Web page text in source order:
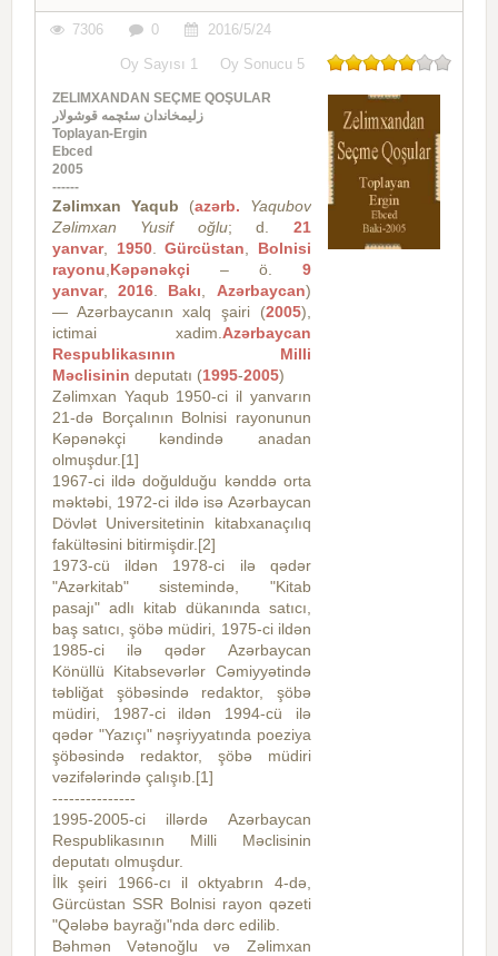
7306 0 2016/5/24
Oy Sayısı 1 Oy Sonucu 5
ZELIMXANDAN SEÇME QOŞULAR
زلیمخاندان سئچمه قوشولار
Toplayan-Ergin
Ebced
2005
------
Zəlimxan Yaqub (azərb.
Yaqubov
Zəlimxan Yusif oğlu; d. 21
yanvar, 1950.Gürcüstan
Bolnisi
rayonu Kəpənəkçi – ö. 9
yanvar,2016 Bakı Azərbaycan)
— Azərbaycanın xalq şairi (2005),
ictimai xadim. Azərbaycan
Respublikasının Milli
Məclisinin deputatı (1995-2005)
Zəlimxan Yaqub 1950-ci il yanvarın
21-də Borçalının Bolnisi rayonunun
Kəpənəkçi kəndində anadan
olmuşdur.[1]
1967-ci ildə doğulduğu kənddə orta
məktəbi, 1972-ci ildə isə Azərbaycan
Dövlət Universitetinin kitabxanaçılıq
fakültəsini bitirmişdir.[2]
1973-cü ildən 1978-ci ilə qədər
"Azərkitab" sistemində, "Kitab
pasajı" adlı kitab dükanında satıcı,
baş satıcı, şöbə müdiri, 1975-ci ildən
1985-ci ilə qədər Azərbaycan
Könüllü Kitabsevərlər Cəmiyyətində
təbliğat şöbəsində redaktor, şöbə
müdiri, 1987-ci ildən 1994-cü ilə
qədər "Yazıçı" nəşriyyatında poeziya
şöbəsində redaktor, şöbə müdiri
vəzifələrində çalışıb.[1]
---------------
1995-2005-ci illərdə Azərbaycan
Respublikasının Milli Məclisinin
deputatı olmuşdur.
İlk şeiri 1966-cı il oktyabrın 4-də,
Gürcüstan SSR Bolnisi rayon qəzeti
"Qələbə bayrağı"nda dərc edilib.
Bəhmən Vətənoğlu və Zəlimxan